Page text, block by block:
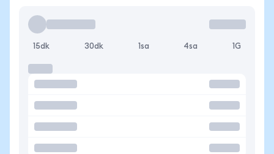
15dk 30dk 1sa 4sa 1G